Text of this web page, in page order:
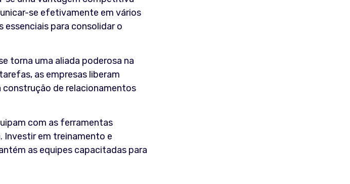
se efetivamente em vários
para consolidar o
torna uma aliada poderosa na
as empresas liberam
construção de relacionamentos
com as ferramentas
Investir em treinamento e
as equipes capacitadas para